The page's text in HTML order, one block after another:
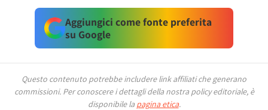
Aggiungici come fonte preferita
su Google
Questo contenuto potrebbe includere link affiliati che generano
commissioni. Per conoscere i dettagli della nostra policy editoriale, è
disponibile la pagina etica.